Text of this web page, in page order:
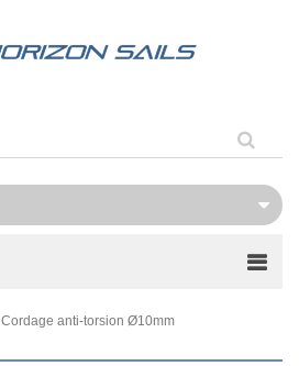
Cordage anti-torsion Ø10mm